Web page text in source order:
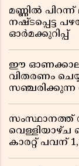
മണ്ണിൽ
നഷ്ടപ്പെട്ട
ഓർമക്കുറിപ്പ്
ഈ
വിതരണം
സംസ്ഥാനത്ത്
വെള്ളിയാഴ്ച
കാരറ്റ് പവന്